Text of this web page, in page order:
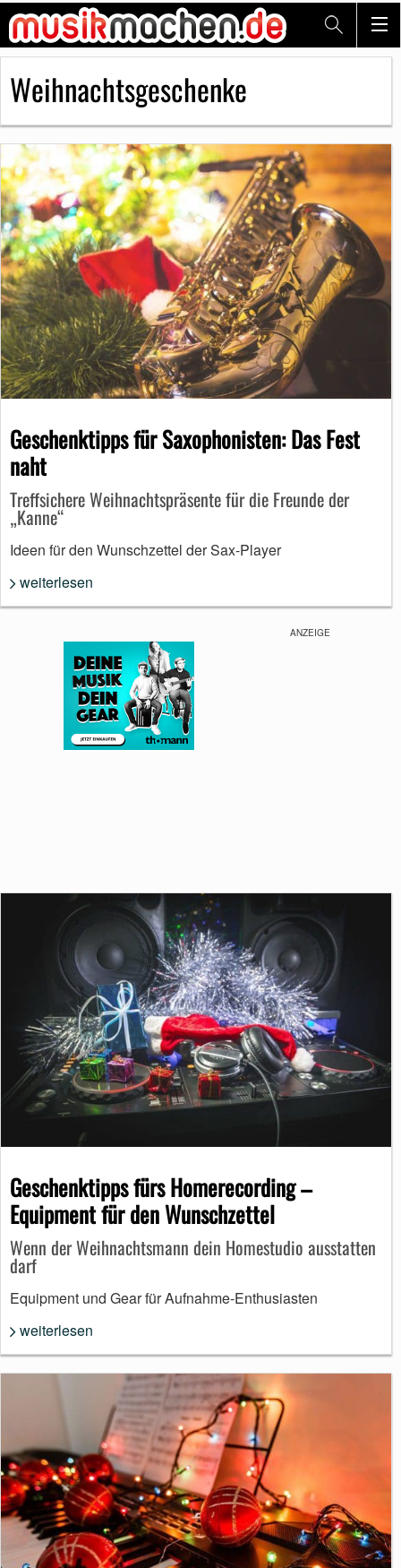
Weihnachtsgeschenke
Geschenktipps für Saxophonisten: Das Fest
naht
Treffsichere Weihnachtspräsente für die Freunde der
„Kanne“
Ideen für den Wunschzettel der Sax-Player
weiterlesen
Geschenktipps fürs Homerecording –
Equipment für den Wunschzettel
Wenn der Weihnachtsmann dein Homestudio ausstatten
darf
Equipment und Gear für Aufnahme-Enthusiasten
weiterlesen